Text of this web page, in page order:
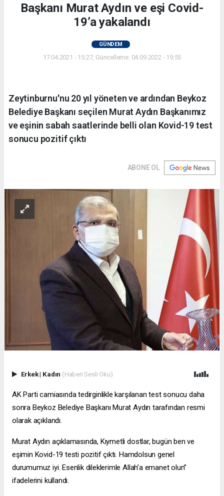
Başkanı Murat Aydın ve eşi Covid-
19’a yakalandı
GÜNDEM
17.04.2021 - 15:27, Güncelleme: 04.09.2022 - 19:55
Zeytinburnu'nu 20 yıl yöneten ve ardından Beykoz
Belediye Başkanı seçilen Murat Aydın Başkanımız
ve eşinin sabah saatlerinde belli olan Kovid-19 test
sonucu pozitif çıktı
ABONE OL
Erkek| Kadın (Haberi Sesli Oku)
AK Parti camiasında tedirginlikle karşılanan test sonucu daha
sonra Beykoz Belediye Başkanı Murat Aydın tarafından resmi
olarak açıklandı.
Murat Aydın açıklamasında, Kıymetli dostlar, bugün ben ve
eşimin Kovid-19 testi pozitif çıktı. Hamdolsun genel
durumumuz iyi. Esenlik dileklerimle Allah’a emanet olun”
ifadelerini kullandı.